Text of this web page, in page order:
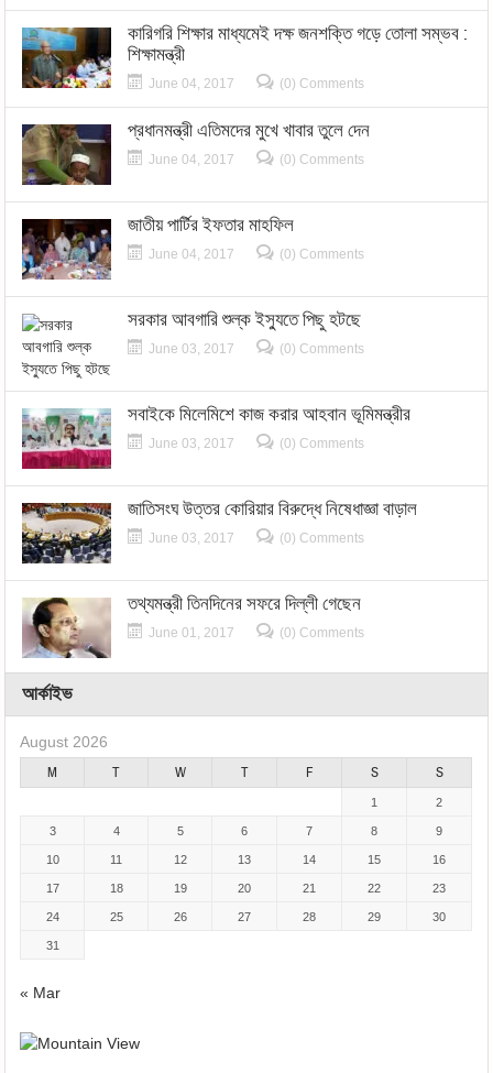
কারিগরি শিক্ষার মাধ্যমেই দক্ষ জনশক্তি গড়ে তোলা সম্ভব :
শিক্ষামন্ত্রী
June 04, 2017 (0) Comments
প্রধানমন্ত্রী এতিমদের মুখে খাবার তুলে দেন
June 04, 2017 (0) Comments
জাতীয় পার্টির ইফতার মাহফিল
June 04, 2017 (0) Comments
সরকার আবগারি শুল্ক ইস্যুতে পিছু হটছে
June 03, 2017 (0) Comments
সবাইকে মিলেমিশে কাজ করার আহবান ভূমিমন্ত্রীর
June 03, 2017 (0) Comments
জাতিসংঘ উত্তর কোরিয়ার বিরুদ্ধে নিষেধাজ্ঞা বাড়াল
June 03, 2017 (0) Comments
তথ্যমন্ত্রী তিনদিনের সফরে দিল্লী গেছেন
June 01, 2017 (0) Comments
আর্কাইভ
August 2026
M
T W T F S S
1 2
3 4 5 6 7 8 9
10 11 12 13 14 15 16
17 18 19 20 21 22 23
24 25 26 27 28 29 30
31
« Mar